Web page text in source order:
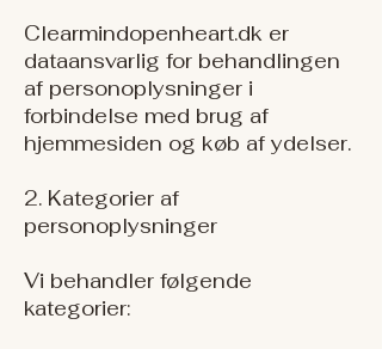
Clearmindopenheart.dk er
dataansvarlig for behandlingen
af personoplysninger i
forbindelse med brug af
hjemmesiden og køb af ydelser.
2. Kategorier af
personoplysninger
Vi behandler følgende
kategorier: